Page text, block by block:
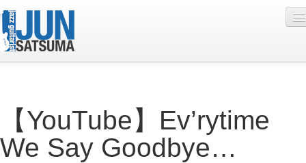
Live Schedule
Discography
【YouTube】Ev’rytime
We Say Goodbye…